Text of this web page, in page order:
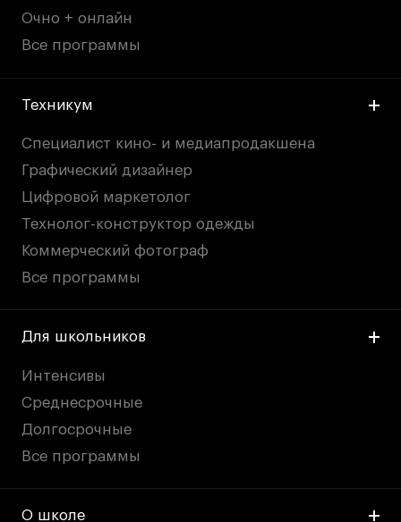
Очно + онлайн
Все программы
Техникум
Специалист кино- и медиапродакшена
Графический дизайнер
Цифровой маркетолог
Технолог-конструктор одежды
Коммерческий фотограф
Все программы
Для школьников
Интенсивы
Среднесрочные
Долгосрочные
Все программы
О школе